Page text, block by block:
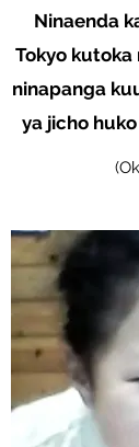
Ninaenda
Tokyo kutoka
ninapanga
ya jicho